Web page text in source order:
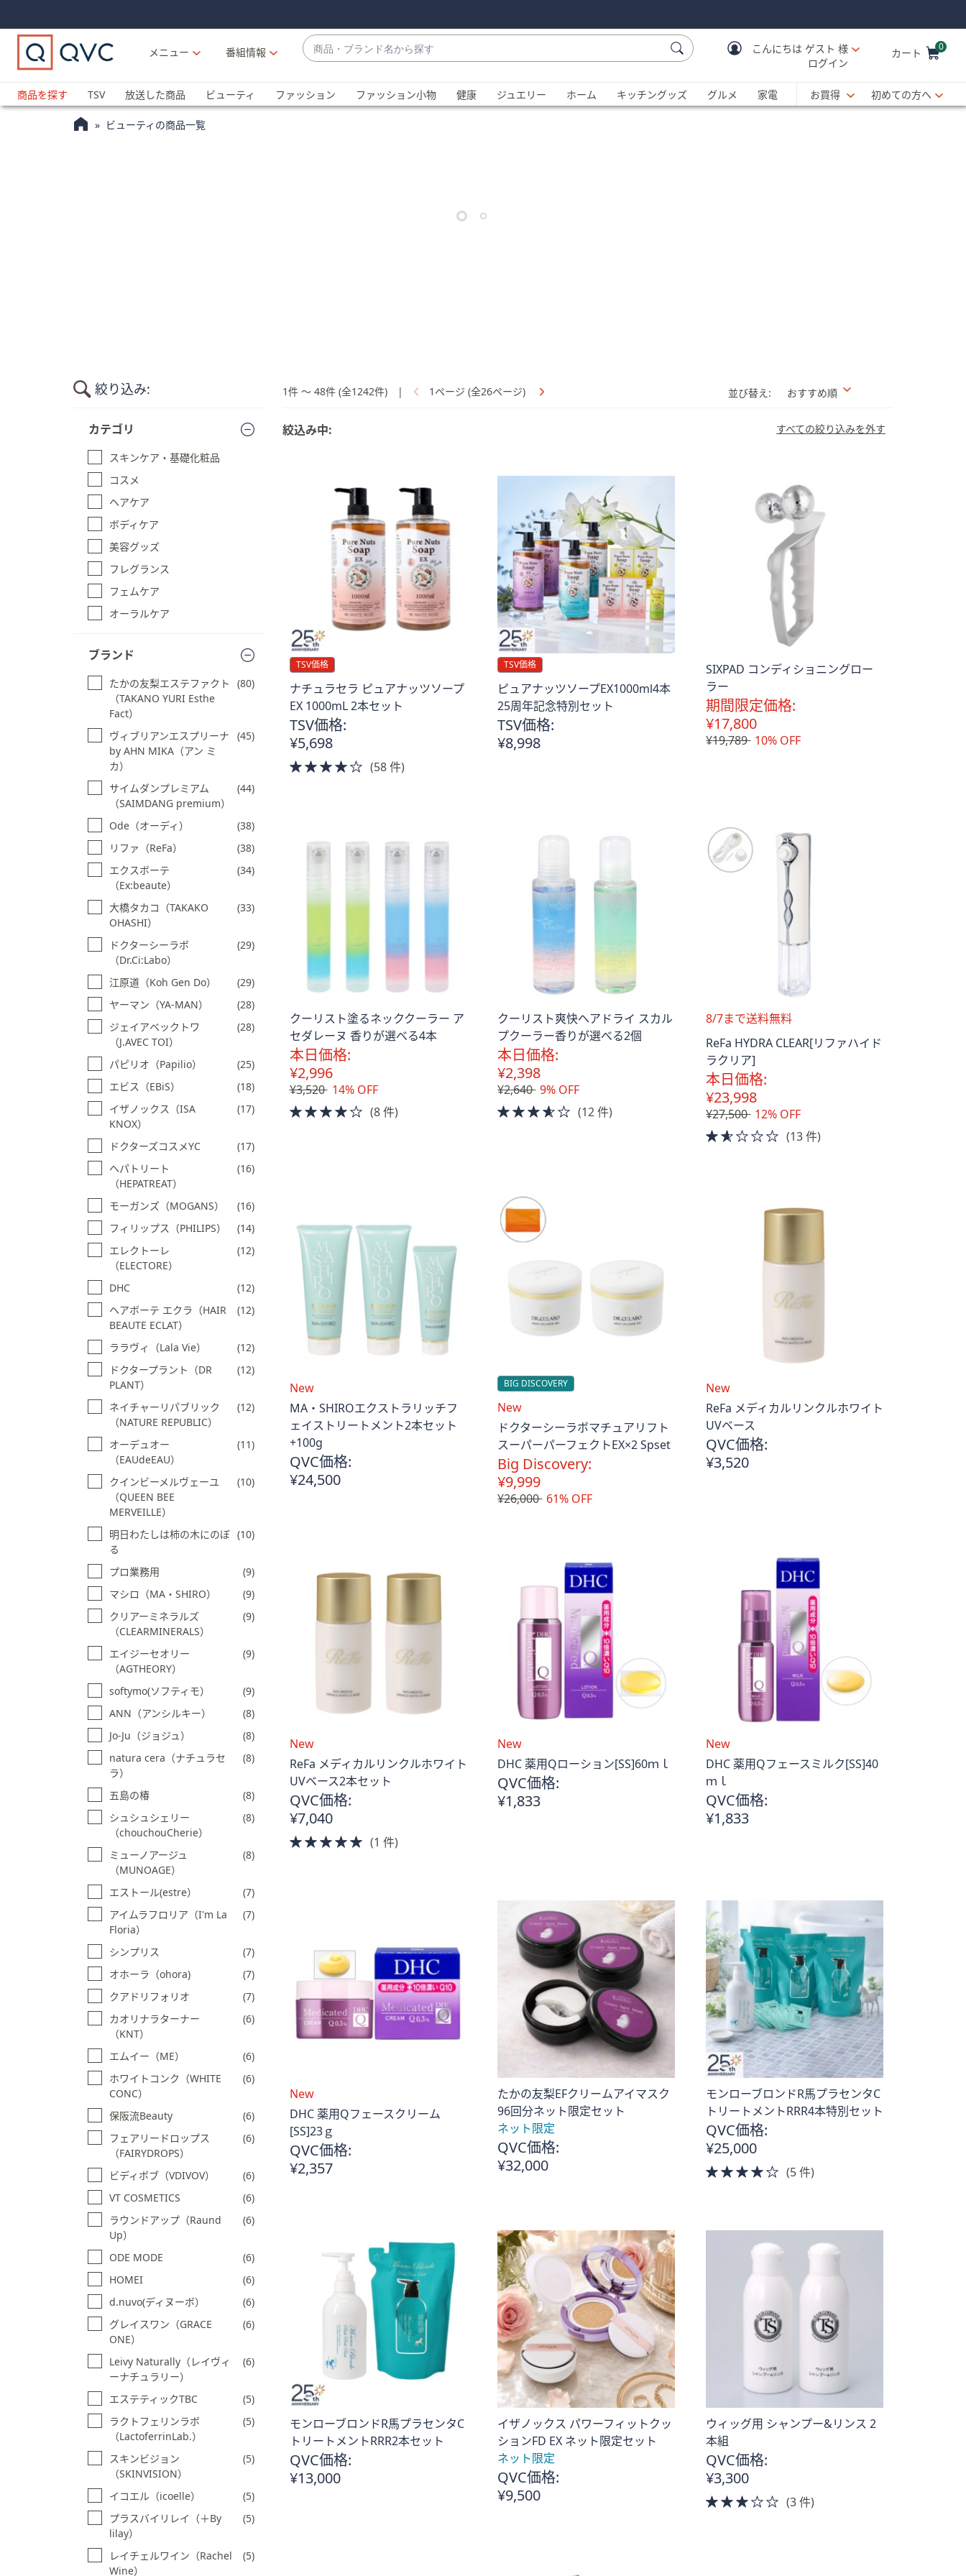
Links
Links2
メニュー
番組情報
商
品・
ラ
ン
補
が
は
ッ
イ
プ
し
て
閲
覧
で
き
ま
こんにちは ゲスト 様
ログイン
カート 0
商品を探す
TSV 放送した商品 ビューティ ファッション ファッション小物 健康 ジュエリー ホーム キッチングッズ グルメ 家電 お買得 初めての方へ
ビューティの商品一覧
絞り込み:
カテゴリ
スキンケア・基礎化粧品
コスメ
ヘアケア
ボディケア
美容グッズ
フレグランス
フェムケア
オーラルケア
ブランド
たかの友梨エステファクト
（TAKANO YURI Esthe
Fact）
(80)
ヴィブリアンエスプリーナ
by AHN MIKA（アン ミ
カ）
(45)
サイムダンプレミアム
（SAIMDANG premium）
(44)
Ode（オーディ）
(38)
リファ（ReFa）
(38)
エクスボーテ
（Ex:beaute）
(34)
大橋タカコ（TAKAKO
OHASHI）
(33)
ドクターシーラボ
（Dr.Ci:Labo）
(29)
江原道（Koh Gen Do）
(29)
ヤーマン（YA-MAN）
(28)
ジェイアベックトワ
（J.AVEC TOI）
(28)
パピリオ（Papilio）
(25)
エビス（EBiS）
(18)
イザノックス（ISA
KNOX）
(17)
ドクターズコスメYC
(17)
ヘパトリート
（HEPATREAT）
(16)
モーガンズ（MOGANS）
(16)
フィリップス（PHILIPS）
(14)
エレクトーレ
（ELECTORE）
(12)
DHC
(12)
ヘアボーテ エクラ（HAIR
BEAUTE ECLAT）
(12)
ララヴィ（Lala Vie）
(12)
ドクタープラント（DR
PLANT）
(12)
ネイチャーリパブリック
（NATURE REPUBLIC）
(12)
オーデュオー
（EAUdeEAU）
(11)
クインビーメルヴェーユ
（QUEEN BEE
MERVEILLE）
(10)
明日わたしは柿の木にのぼ
る
(10)
プロ業務用
(9)
マシロ（MA・SHIRO）
(9)
クリアーミネラルズ
（CLEARMINERALS）
(9)
エイジーセオリー
（AGTHEORY）
(9)
softymo(ソフティモ）
(9)
ANN（アンシルキー）
(8)
Jo-Ju（ジョジュ）
(8)
natura cera（ナチュラセ
ラ）
(8)
五島の椿
(8)
シュシュシェリー
（chouchouCherie）
(8)
ミューノアージュ
（MUNOAGE）
(8)
エストール(estre）
(7)
アイムラフロリア（I'm La
Floria）
(7)
シンプリス
(7)
オホーラ（ohora)
(7)
クアドリフォリオ
(7)
カオリナラターナー
（KNT）
(6)
エムイー（ME）
(6)
ホワイトコンク（WHITE
CONC）
(6)
保阪流Beauty
(6)
フェアリードロップス
（FAIRYDROPS）
(6)
ビディボブ（VDIVOV）
(6)
VT COSMETICS
(6)
ラウンドアップ（Raund
Up）
(6)
ODE MODE
(6)
HOMEI
(6)
d.nuvo(ディヌーボ）
(6)
グレイスワン（GRACE
ONE）
(6)
Leivy Naturally（レイヴィ
ーナチュラリー）
(6)
エステティックTBC
(5)
ラクトフェリンラボ
（LactoferrinLab.）
(5)
スキンビジョン
（SKINVISION）
(5)
イコエル（icoelle）
(5)
プラスバイリレイ（＋By
lilay）
(5)
レイチェルワイン（Rachel
Wine）
(5)
1件 〜 48件 (全1242件) | 1ページ (全26ページ) 並び替え: おすすめ順
すべての絞り込みを外す
絞込み中:
TSV価格
ナチュラセラ ピュアナッツソープ
EX 1000mL 2本セット
TSV価格:
¥5,698
4.0
(58 件)
TSV価格
ピュアナッツソープEX1000ml4本
25周年記念特別セット
TSV価格:
¥8,998
SIXPAD コンディショニングロー
ラー
期間限定価格:
¥17,800
¥19,789 10% OFF
クーリスト塗るネッククーラー ア
セダレーヌ 香りが選べる4本
本日価格:
¥2,996
¥3,520 14% OFF
4.0
(8 件)
クーリスト爽快ヘアドライ スカル
プクーラー香りが選べる2個
本日価格:
¥2,398
¥2,640 9% OFF
3.5
(12 件)
送
料
無
料
8/7まで送料無料
ReFa HYDRA CLEAR[リファハイド
ラクリア]
本日価格:
¥23,998
¥27,500 12% OFF
1.5
(13 件)
New
MA・SHIROエクストラリッチフ
ェイストリートメント2本セット
+100g
QVC価格:
¥24,500
BIG DISCOVERY
送
料
無
料
New
ドクターシーラボマチュアリフト
スーパーパーフェクトEX×2 Spset
Big Discovery:
¥9,999
¥26,000 61% OFF
New
ReFa メディカルリンクルホワイト
UVベース
QVC価格:
¥3,520
New
ReFa メディカルリンクルホワイト
UVベース2本セット
QVC価格:
¥7,040
5.0
(1 件)
New
DHC 薬用Qローション[SS]60ｍｌ
QVC価格:
¥1,833
New
DHC 薬用Qフェースミルク[SS]40
ｍｌ
QVC価格:
¥1,833
New
DHC 薬用Qフェースクリーム
[SS]23ｇ
QVC価格:
¥2,357
たかの友梨EFクリームアイマスク
96回分ネット限定セット
ネット限定
QVC価格:
¥32,000
モンローブロンドR馬プラセンタC
トリートメントRRR4本特別セット
QVC価格:
¥25,000
4.0
(5 件)
モンローブロンドR馬プラセンタC
トリートメントRRR2本セット
QVC価格:
¥13,000
イザノックス パワーフィットクッ
ションFD EX ネット限定セット
ネット限定
QVC価格:
¥9,500
ウィッグ用 シャンプー&リンス 2
本組
QVC価格:
¥3,300
3.0
(3 件)